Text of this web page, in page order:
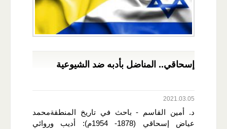
إسحاقي.. المناضل بأدبه ضد الشيوعية
2021.03.05
د. أمين القاسم - باحث في تاريخ المنطقةمحمد
عياض إسحاقي (1878- 1954م): أديب وروائي